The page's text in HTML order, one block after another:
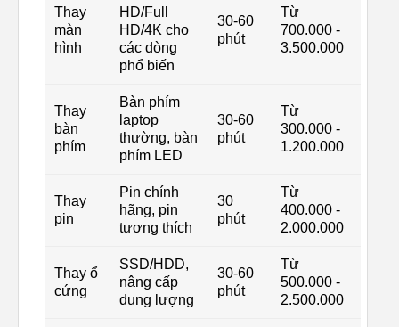
Thay
màn
hình
HD/Full
HD/4K cho
các dòng
phổ biến
30-60
phút
Từ
700.000 -
3.500.000
Thay
bàn
phím
Bàn phím
laptop
thường, bàn
phím LED
30-60
phút
Từ
300.000 -
1.200.000
Thay
pin
Pin chính
hãng, pin
tương thích
30
phút
Từ
400.000 -
2.000.000
Thay ổ
cứng
SSD/HDD,
nâng cấp
dung lượng
30-60
phút
Từ
500.000 -
2.500.000